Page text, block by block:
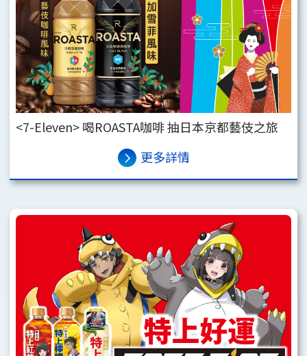
<7-Eleven> 喝ROASTA咖啡 抽日本京都藝伎之旅
更多詳情